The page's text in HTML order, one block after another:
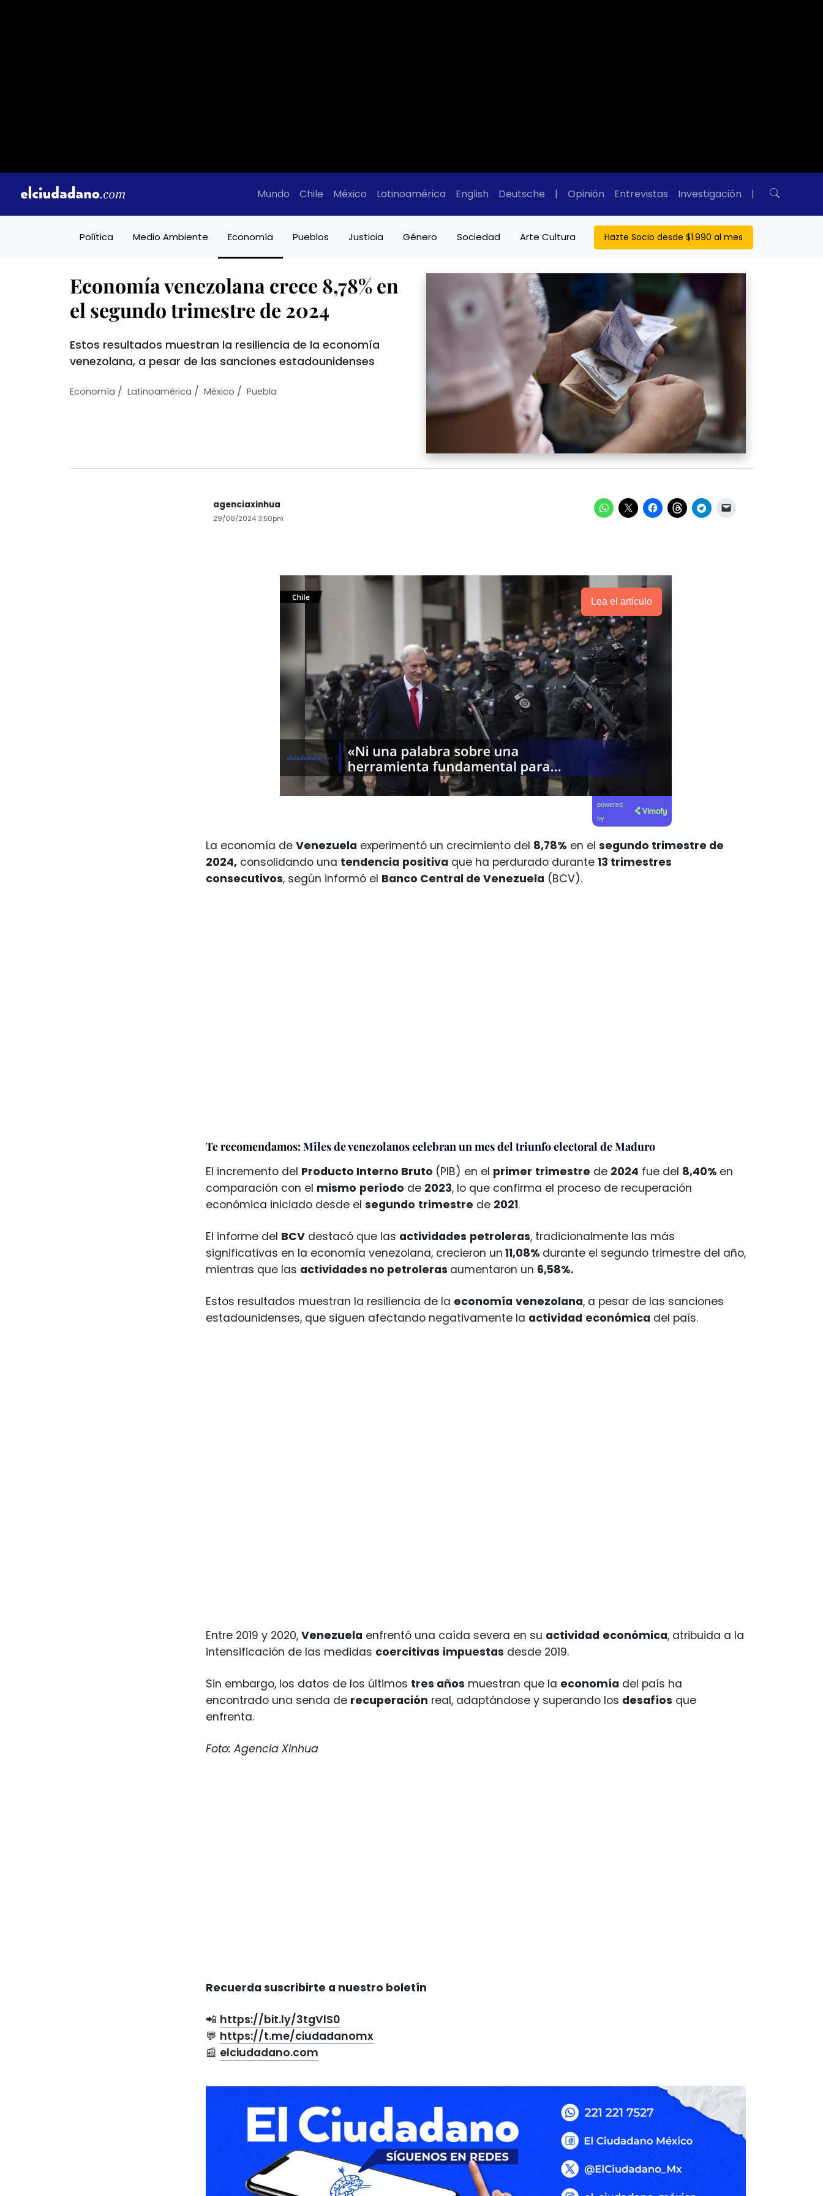
Mundo Chile México Latinoamérica English Deutsche | Opinión Entrevistas Investigación |
Política Medio Ambiente Economía Pueblos Justicia Género Sociedad Arte Cultura Hazte Socio desde $1.990 al mes
Economía venezolana crece 8,78% en
el segundo trimestre de 2024
Estos resultados muestran la resiliencia de la economía
venezolana, a pesar de las sanciones estadounidenses
Economí­a / Latinoamérica / México / Puebla
agenciaxinhua
29/08/2024 3:50pm
Lea el artículo
powered
by
La economía de Venezuela experimentó un crecimiento del 8,78% en el segundo trimestre de
2024, consolidando una tendencia positiva que ha perdurado durante 13 trimestres
consecutivos, según informó el Banco Central de Venezuela (BCV).
Te recomendamos: Miles de venezolanos celebran un mes del triunfo electoral de Maduro
El incremento del Producto Interno Bruto (PIB) en el primer trimestre de 2024 fue del 8,40% en
comparación con el mismo periodo de 2023, lo que confirma el proceso de recuperación
económica iniciado desde el segundo trimestre de 2021.
El informe del BCV destacó que las actividades petroleras, tradicionalmente las más
significativas en la economía venezolana, crecieron un 11,08% durante el segundo trimestre del año,
mientras que las actividades no petroleras aumentaron un 6,58%.
Estos resultados muestran la resiliencia de la economía venezolana, a pesar de las sanciones
estadounidenses, que siguen afectando negativamente la actividad económica del país.
Entre 2019 y 2020, Venezuela enfrentó una caída severa en su actividad económica, atribuida a la
intensificación de las medidas coercitivas impuestas desde 2019.
Sin embargo, los datos de los últimos tres años muestran que la economía del país ha
encontrado una senda de recuperación real, adaptándose y superando los desafíos que
enfrenta.
Foto: Agencia Xinhua
Recuerda suscribirte a nuestro boletín
📲 https://bit.ly/3tgVlS0
💬 https://t.me/ciudadanomx
📰 elciudadano.com